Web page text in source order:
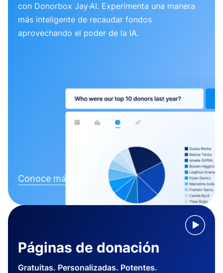
con Donorbox Jay·AI. Experimenta una manera
más inteligente de recaudar fondos
aprovechando el poder de la IA.
Conoce más
Páginas de donación
Gratuitas. Personalizadas. Potentes.